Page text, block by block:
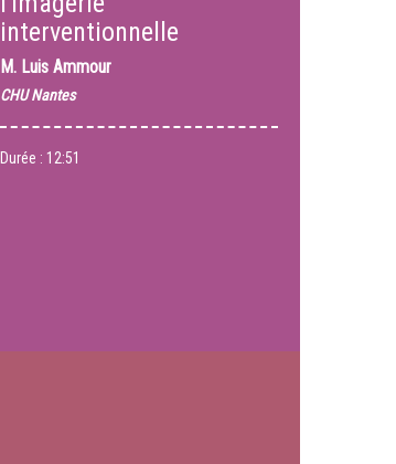
interventionnelle
M. Luis Ammour
CHU Nantes
Durée : 12:51